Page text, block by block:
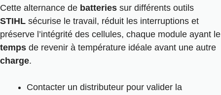
Cette alternance de batteries sur différents outils
STIHL sécurise le travail, réduit les interruptions et
préserve l’intégrité des cellules, chaque module ayant le
temps de revenir à température idéale avant une autre
charge.
Contacter un distributeur pour valider la